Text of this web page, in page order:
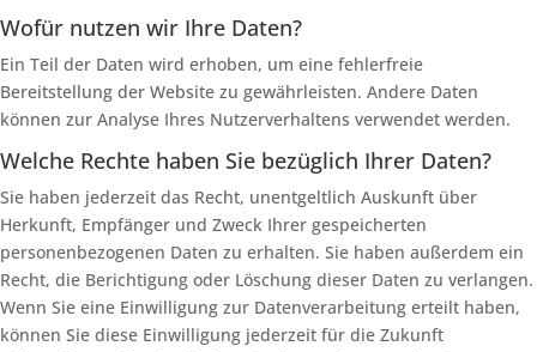
Wofür nutzen wir Ihre Daten?
Ein Teil der Daten wird erhoben, um eine fehlerfreie
Bereitstellung der Website zu gewährleisten. Andere Daten
können zur Analyse Ihres Nutzerverhaltens verwendet werden.
Welche Rechte haben Sie bezüglich Ihrer Daten?
Sie haben jederzeit das Recht, unentgeltlich Auskunft über
Herkunft, Empfänger und Zweck Ihrer gespeicherten
personenbezogenen Daten zu erhalten. Sie haben außerdem ein
Recht, die Berichtigung oder Löschung dieser Daten zu verlangen.
Wenn Sie eine Einwilligung zur Datenverarbeitung erteilt haben,
können Sie diese Einwilligung jederzeit für die Zukunft